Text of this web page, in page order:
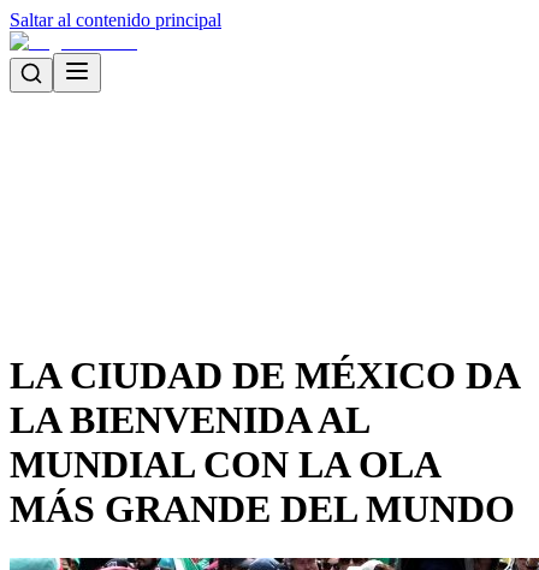
Saltar al contenido principal
LA CIUDAD DE MÉXICO DA
LA BIENVENIDA AL
MUNDIAL CON LA OLA
MÁS GRANDE DEL MUNDO